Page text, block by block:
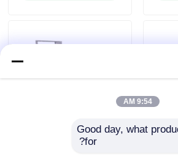
تصفية زيت هيدروليكية
9:54 AM
Good day, what
for?